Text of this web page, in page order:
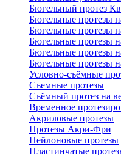
Бюгельный протез
Бюгельные протезы
Бюгельные протезы
Бюгельные протезы
Бюгельные протезы
Бюгельные протезы
Условно-съёмные
Съемные протезы
Съёмный протез на
Временное
Акриловые протезы
Протезы Акри-Фри
Нейлоновые протезы
Пластинчатые